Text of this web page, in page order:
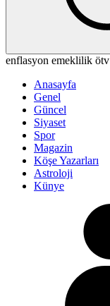
enflasyon emeklilik ötv
Anasayfa
Genel
Güncel
Siyaset
Spor
Magazin
Köşe Yazarları
Astroloji
Künye